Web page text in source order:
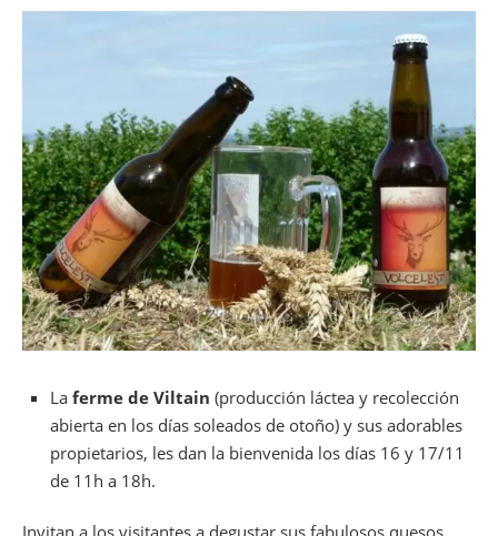
La ferme de Viltain (producción láctea y recolección
abierta en los días soleados de otoño) y sus adorables
propietarios, les dan la bienvenida los días 16 y 17/11
de 11h a 18h.
Invitan a los visitantes a degustar sus fabulosos quesos